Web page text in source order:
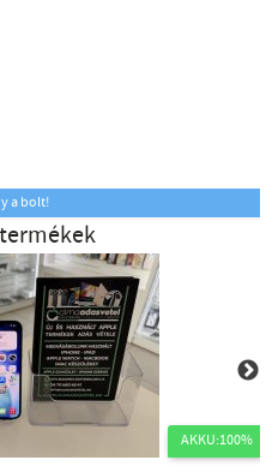
a bolt!
AKKU:100%